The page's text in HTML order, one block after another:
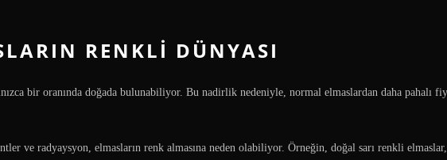
RENKLI DÜNYASI
bir oranında doğada bulunabiliyor. Bu nadirlik nedeniyle, normal elmaslardan daha pahalı
ve radyaysyon, elmasların renk almasına neden olabiliyor. Örneğin, doğal sarı renkli elmaslar,